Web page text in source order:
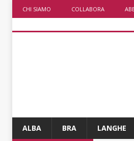
CHI SIAMO COLLABORA
ALBA BRA LANGHE